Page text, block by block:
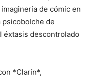
de cómic en
psicobolche de
éxtasis descontrolado
*Clarín*,